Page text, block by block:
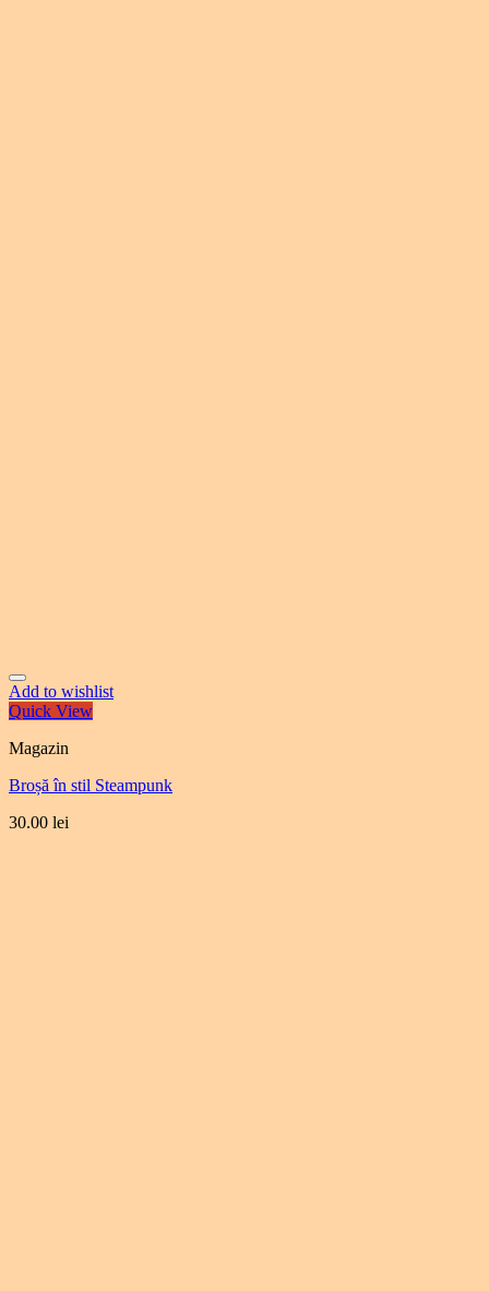
Add to wishlist
Quick View
Magazin
Broșă în stil Steampunk
30.00 lei